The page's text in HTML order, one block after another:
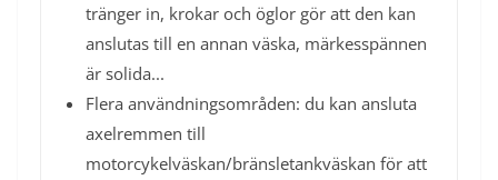
tränger in, krokar och öglor gör att den kan
anslutas till en annan väska, märkesspännen
är solida...
Flera användningsområden: du kan ansluta
axelremmen till
motorcykelväskan/bränsletankväskan för att